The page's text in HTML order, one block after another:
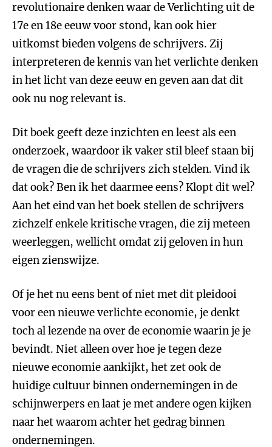
revolutionaire denken waar de Verlichting uit de
17e en 18e eeuw voor stond, kan ook hier
uitkomst bieden volgens de schrijvers. Zij
interpreteren de kennis van het verlichte denken
in het licht van deze eeuw en geven aan dat dit
ook nu nog relevant is.
Dit boek geeft deze inzichten en leest als een
onderzoek, waardoor ik vaker stil bleef staan bij
de vragen die de schrijvers zich stelden. Vind ik
dat ook? Ben ik het daarmee eens? Klopt dit wel?
Aan het eind van het boek stellen de schrijvers
zichzelf enkele kritische vragen, die zij meteen
weerleggen, wellicht omdat zij geloven in hun
eigen zienswijze.
Of je het nu eens bent of niet met dit pleidooi
voor een nieuwe verlichte economie, je denkt
toch al lezende na over de economie waarin je je
bevindt. Niet alleen over hoe je tegen deze
nieuwe economie aankijkt, het zet ook de
huidige cultuur binnen ondernemingen in de
schijnwerpers en laat je met andere ogen kijken
naar het waarom achter het gedrag binnen
ondernemingen.